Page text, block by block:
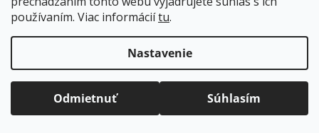
používaním. Viac informáciítu.
Nastavenie
Odmietnuť Súhlasím
Doprava zadarmopre balíkové zásielky v hodnote
nad120 EUR*.
Balíky zasielame už od4 EUR.
ZRÝCHĽUJEME.
Zásuvkové výsuvy
Nábytkové zámky
Drôtený program
Spojovacie kovanie